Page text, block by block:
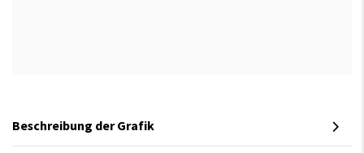
Beschreibung der Grafik